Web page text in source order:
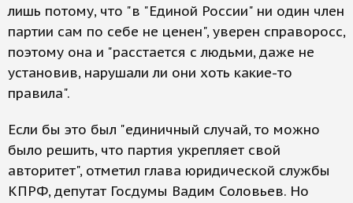
лишь потому, что "в "Единой России" ни один член
партии сам по себе не ценен", уверен справоросс,
поэтому она и "расстается с людьми, даже не
установив, нарушали ли они хоть какие-то
правила".
Если бы это был "единичный случай, то можно
было решить, что партия укрепляет свой
авторитет", отметил глава юридической службы
КПРФ, депутат Госдумы Вадим Соловьев. Но